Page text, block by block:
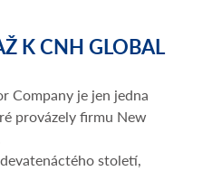
K CNH GLOBAL
Company je jen jedna
provázely firmu New
století,